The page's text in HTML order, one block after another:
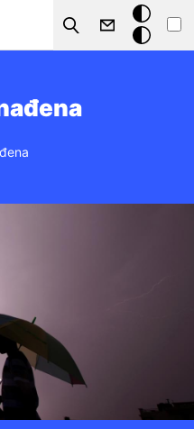
Search
Tamna
pozadina